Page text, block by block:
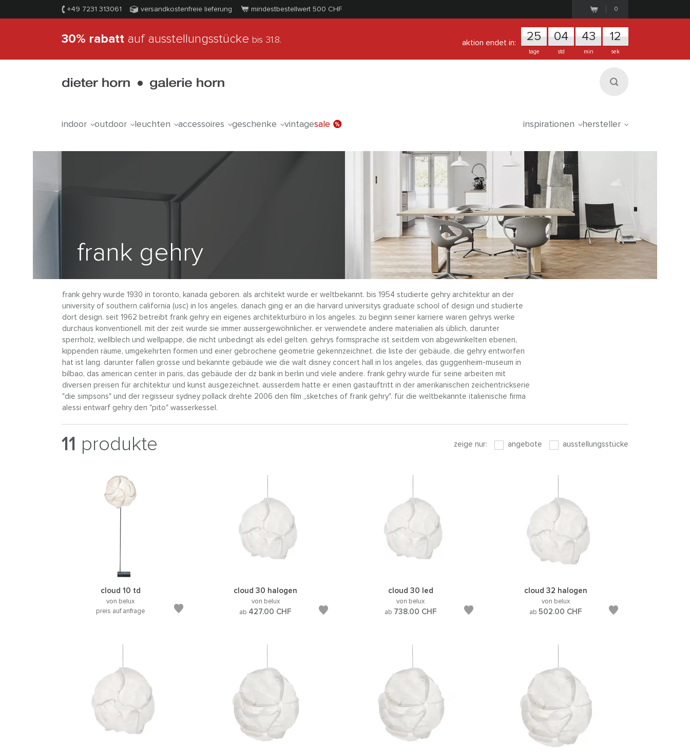
+49 7231 313061 versandkostenfreie lieferung mindestbestellwert 500 CHF 0
30% rabatt auf ausstellungsstücke bis 31.8. aktion endet in: 25
tage
04
std
43
min
11
sek
indoor outdoor leuchten accessoires geschenke vintagesale inspirationen hersteller
frank gehry
frank gehry wurde 1930 in toronto, kanada geboren. als architekt wurde er weltbekannt. bis 1954 studierte gehry architektur an der
university of southern california (usc) in los angeles. danach ging er an die harvard universitys graduate school of design und studierte
dort design. seit 1962 betreibt frank gehry ein eigenes architekturbüro in los angeles. zu beginn seiner karriere waren gehrys werke
durchaus konventionell. mit der zeit wurde sie immer aussergewöhnlicher. er verwendete andere materialien als üblich, darunter
sperrholz, wellblech und wellpappe, die nicht unbedingt als edel gelten. gehrys formsprache ist seitdem von abgewinkelten ebenen,
kippenden räume, umgekehrten formen und einer gebrochene geometrie gekennzeichnet. die liste der gebäude, die gehry entworfen
hat ist lang. darunter fallen grosse und bekannte gebäude wie die walt disney concert hall in los angeles, das guggenheim-museum in
bilbao, das american center in paris, das gebäude der dz bank in berlin und viele andere. frank gehry wurde für seine arbeiten mit
diversen preisen für architektur und kunst ausgezeichnet. ausserdem hatte er einen gastauftritt in der amerikanischen zeichentrickserie
"die simpsons" und der regisseur sydney pollack drehte 2006 den film „sketches of frank gehry". für die weltbekannte italienische firma
alessi entwarf gehry den "pito" wasserkessel.
11 produkte zeige nur: angebote ausstellungsstücke
cloud 10 td
von belux
preis auf anfrage
cloud 30 halogen
von belux
ab 427.00 CHF
cloud 30 led
von belux
ab 738.00 CHF
cloud 32 halogen
von belux
ab 502.00 CHF